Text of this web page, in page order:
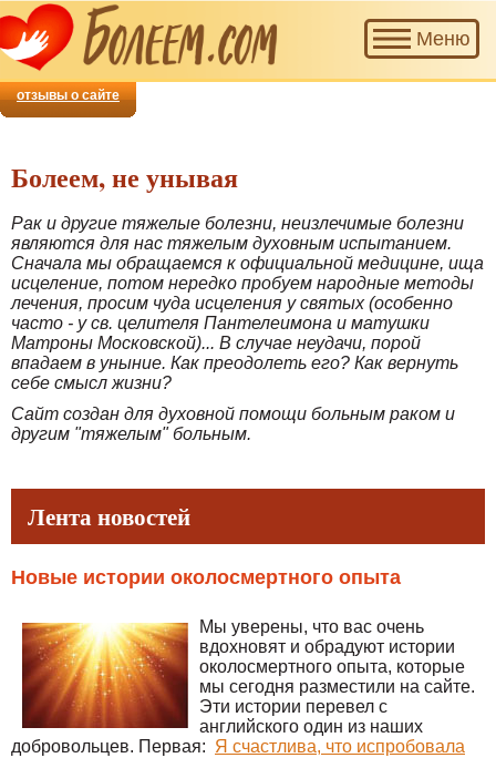
Наш
проект
приглашает
добровольцев
для
тем,
болеет.
Меню
отзывы о сайте
Болеем, не унывая
Рак и другие тяжелые болезни, неизлечимые болезни
являются для нас тяжелым духовным испытанием.
Сначала мы обращаемся к официальной медицине, ища
исцеление, потом нередко пробуем народные методы
лечения, просим чуда исцеления у святых (особенно
часто - у св. целителя Пантелеимона и матушки
Матроны Московской)... В случае неудачи, порой
впадаем в уныние. Как преодолеть его? Как вернуть
себе смысл жизни?
Сайт создан для духовной помощи больным раком и
другим "тяжелым" больным.
Лента новостей
Новые истории околосмертного опыта
Мы уверены, что вас очень
вдохновят и обрадуют истории
околосмертного опыта, которые
мы сегодня разместили на сайте.
Эти истории перевел с
английского один из наших
добровольцев. Первая: Я счастлива, что испробовала